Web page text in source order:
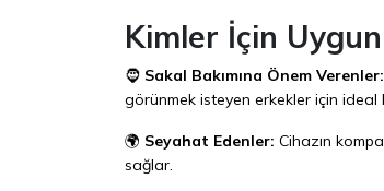
Kimler İçin
🧔 Sakal Bakımına Önem Verenler:
görünmek isteyen erkekler için ideal
🌍 Seyahat Edenler: Cihazın
sağlar.